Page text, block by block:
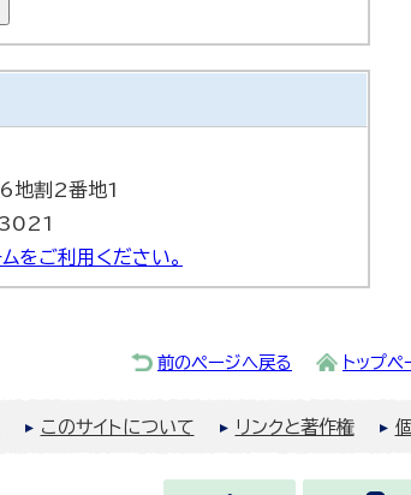
地割2番地1
をご利用ください。
前のページへ戻る トップ
このサイトについて リンクと著作権